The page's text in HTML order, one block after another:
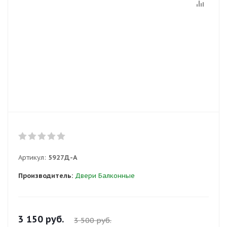
Артикул: 5927Д-А
Производитель: Двери Балконные
3 150 руб. 3 500руб.